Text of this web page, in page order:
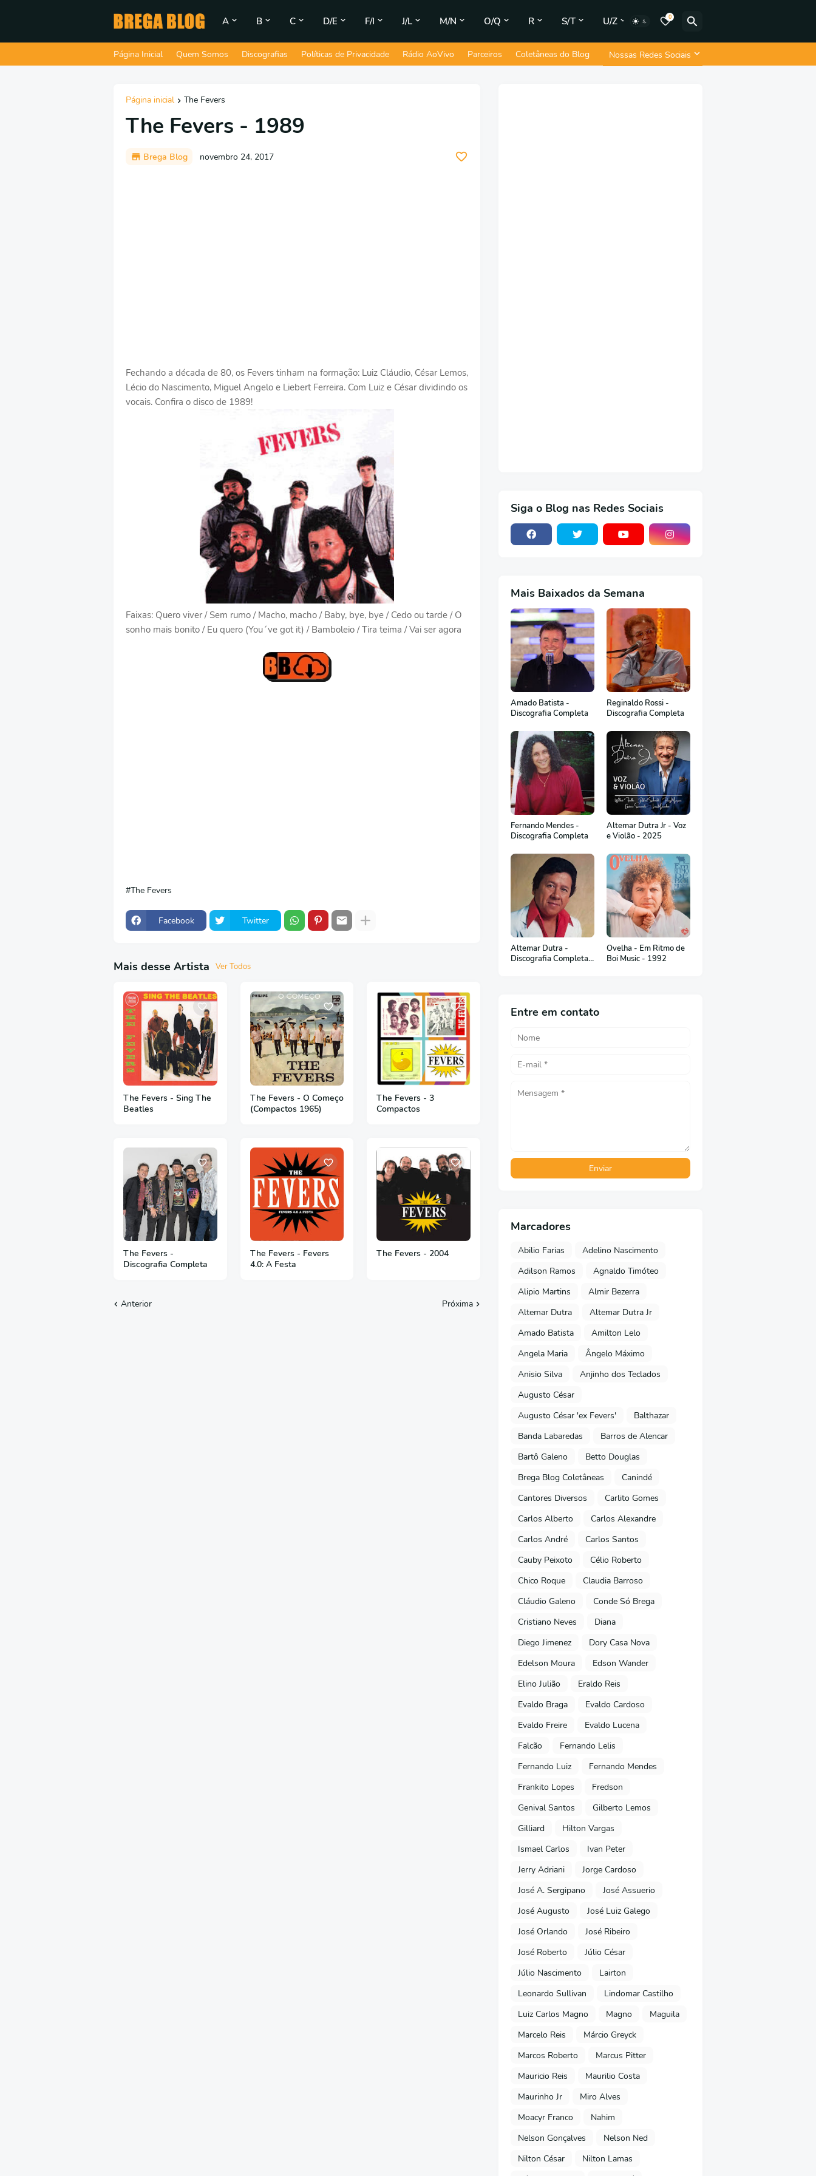
A B C D/E F/I J/L M/N O/Q R S/T U/Z 0
Página Inicial Quem Somos Discografias Políticas de Privacidade Rádio AoVivo Parceiros Coletâneas do Blog Nossas Redes Sociais
Página inicial The Fevers
The Fevers - 1989
Brega Blog novembro 24, 2017
Fechando a década de 80, os Fevers tinham na formação: Luiz Cláudio, César Lemos,
Lécio do Nascimento, Miguel Angelo e Liebert Ferreira. Com Luiz e César dividindo os
vocais. Confira o disco de 1989!
Faixas: Quero viver / Sem rumo / Macho, macho / Baby, bye, bye / Cedo ou tarde / O
sonho mais bonito / Eu quero (You´ve got it) / Bamboleio / Tira teima / Vai ser agora
The Fevers
Facebook Twitter
Mais desse Artista Ver Todos
The Fevers - Sing The
Beatles
The Fevers - O Começo
(Compactos 1965)
The Fevers - 3
Compactos
The Fevers -
Discografia Completa
The Fevers - Fevers
4.0: A Festa
The Fevers - 2004
Anterior Próxima
Siga o Blog nas Redes Sociais
Mais Baixados da Semana
Amado Batista -
Discografia Completa
Reginaldo Rossi -
Discografia Completa
Fernando Mendes -
Discografia Completa
Altemar Dutra Jr - Voz
e Violão - 2025
Altemar Dutra -
Discografia Completa
Ovelha - Em Ritmo de
Boi Music - 1992
Entre em contato
Marcadores
Abilio Farias
Adelino Nascimento
Adilson Ramos
Agnaldo Timóteo
Alipio Martins
Almir Bezerra
Altemar Dutra
Altemar Dutra Jr
Amado Batista
Amilton Lelo
Angela Maria
Ângelo Máximo
Anisio Silva
Anjinho dos Teclados
Augusto César
Augusto César 'ex Fevers'
Balthazar
Banda Labaredas
Barros de Alencar
Bartô Galeno
Betto Douglas
Brega Blog Coletâneas
Canindé
Cantores Diversos
Carlito Gomes
Carlos Alberto
Carlos Alexandre
Carlos André
Carlos Santos
Cauby Peixoto
Célio Roberto
Chico Roque
Claudia Barroso
Cláudio Galeno
Conde Só Brega
Cristiano Neves
Diana
Diego Jimenez
Dory Casa Nova
Edelson Moura
Edson Wander
Elino Julião
Eraldo Reis
Evaldo Braga
Evaldo Cardoso
Evaldo Freire
Evaldo Lucena
Falcão
Fernando Lelis
Fernando Luiz
Fernando Mendes
Frankito Lopes
Fredson
Genival Santos
Gilberto Lemos
Gilliard
Hilton Vargas
Ismael Carlos
Ivan Peter
Jerry Adriani
Jorge Cardoso
José A. Sergipano
José Assuerio
José Augusto
José Luiz Galego
José Orlando
José Ribeiro
José Roberto
Júlio César
Júlio Nascimento
Lairton
Leonardo Sullivan
Lindomar Castilho
Luiz Carlos Magno
Magno
Maguila
Marcelo Reis
Márcio Greyck
Marcos Roberto
Marcus Pitter
Mauricio Reis
Maurilio Costa
Maurinho Jr
Miro Alves
Moacyr Franco
Nahim
Nelson Gonçalves
Nelson Ned
Nilton César
Nilton Lamas